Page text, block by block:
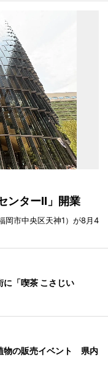
ンターII」開業
岡市中央区天神1）が8月4
に「喫茶 こさじい
物の販売イベント 県内